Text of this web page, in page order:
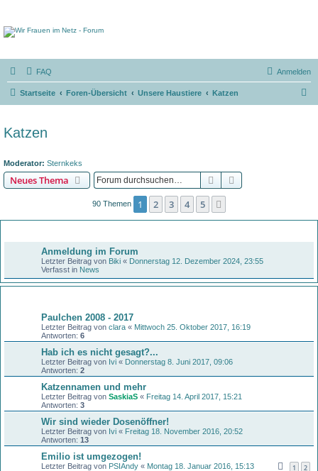
FAQ Anmelden
Startseite Foren-Übersicht Unsere Haustiere Katzen
Katzen
Moderator: Sternkeks
Neues Thema Suche
90 Themen 1 2 3 4 5
Anmeldung im Forum
Letzter Beitrag von Biki « Donnerstag 12. Dezember 2024, 23:55
Verfasst in News
Paulchen 2008 - 2017
Letzter Beitrag von clara « Mittwoch 25. Oktober 2017, 16:19
Antworten: 6
Hab ich es nicht gesagt?...
Letzter Beitrag von Ivi « Donnerstag 8. Juni 2017, 09:06
Antworten: 2
Katzennamen und mehr
Letzter Beitrag von SaskiaS « Freitag 14. April 2017, 15:21
Antworten: 3
Wir sind wieder Dosenöffner!
Letzter Beitrag von Ivi « Freitag 18. November 2016, 20:52
Antworten: 13
Emilio ist umgezogen!
Letzter Beitrag von PSIAndy « Montag 18. Januar 2016, 15:13
1 2